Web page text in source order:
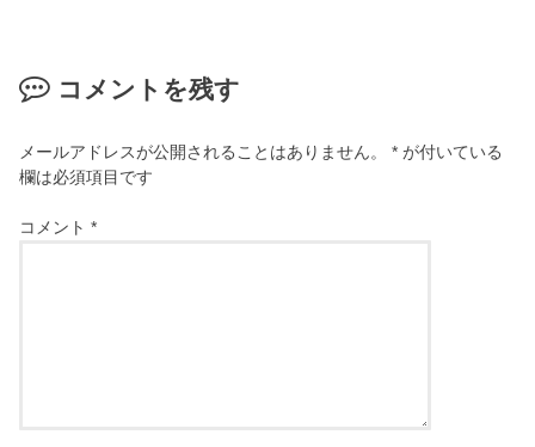
コメントを残す
メールアドレスが公開されることはありません。 * が付いている
欄は必須項目です
コメント*